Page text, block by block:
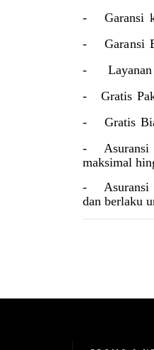
-
Garansi
-
Garansi
-
Layanan
-
Gratis
-
Gratis
-
Asuransi
maksimal
-
Asuransi
dan berlaku